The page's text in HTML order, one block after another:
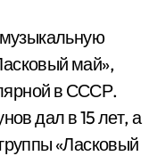
май»,
в СССР.
дал в 15 лет, а
«Ласковый